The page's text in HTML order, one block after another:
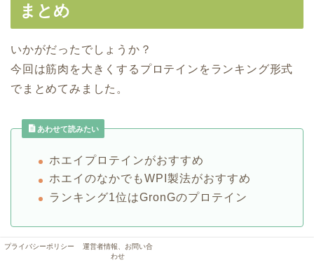
まとめ
いかがだったでしょうか？
今回は筋肉を大きくするプロテインをランキング形式
でまとめてみました。
あわせて読みたい
ホエイプロテインがおすすめ
ホエイのなかでもWPI製法がおすすめ
ランキング1位はGronGのプロテイン
プロテインは本当にたくさんの種類がありますよね。
プライバシーポリシー
運営者情報、お問い合
わせ